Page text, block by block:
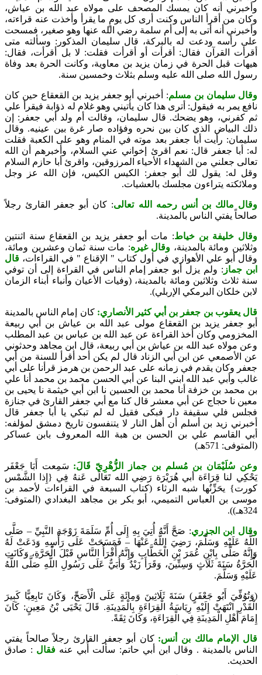
وأخبرني أنه كان يمسك المصحف على مولاه عبد الله بن عياش،
وكان من أقرأ الناس وكنت أرى كل يومٍ ما يقرأ وأخذت عنه قراءته،
وأخبرني أنه أتى به إلى أم سلمة رضي الله عنها وهو صغير، فمسحت
على رأسه ودعت له بالبركة، قال سليمان المذكور: وسألته متى
أقرأت القرآن فقال: أقرأت أو أقرأت فقلت: لا بل أقرأت، فقال:
هيهات قبل الحرة في زمان يزيد بن معاوية، وكانت الحرة بعد وفاة
رسول الله صلى الله عليه وسلم بثلاث وخمسين سنة.
وقال سليمان بن مسلم: أخبرني أبو جعفر يزيد بن القعقاع حين كان
نافع يمر به فيقول: أترى هذا كان يأتيني وهو غلام له ذؤابة فيقرأ علي
ثم كفرني، وهو يضحك. قال سليمان، وقالت أم ولد أبي جعفر: إن
ذلك البياض الذي كان بين نحره وفؤاده صار غرة بين عينيه. وقال
سليمان: رأيت أبا جعفر بعد موته في المنام وهو على الكعبة فقلت
له: أبا جعفر قال: نعم اقرئ إخواني عني السلام، وأخبرهم أن الله
تعالى جعلني من الشهداء الأحياء المرزوقين، واقرئ أبا حازم السلام
وقل له: يقول لك أبو جعفر: الكيس الكيس، فإن الله عز وجل
وملائكته يتراءون مجلسك بالعشيات.
وقال مالك بن أنس رحمه الله تعالى: كان أبو جعفر القارئ رجلاً
صالحاً يفتي الناس بالمدينة.
وقال خليفة بن خياط: مات أبو جعفر يزيد بن القعقاع سنة اثنتين
وثلاثين ومائة بالمدينة، وقال غيره: مات سنة ثمان وعشرين ومائة،
وقال أبو علي الأهوازي في أول كتاب " الإقناع " في القراءات، قال
ابن جماز : ولم يزل أبو جعفر إمام الناس في القراءة إلى أن توفي
سنة ثلاث وثلاثين ومائة بالمدينة، (وفيات الأعيان وأنباء أبناء الزمان
لابن خلكان البرمكي الإربلي).
قاليعقوب بن جعفر بن أبي كثير الأنصاري:كان إمام الناس بالمدينة
أبو جعفر يزيد بن القعقاع مولى عبد الله بن عياش بن أبي ربيعة
المخزومي وكان أخذ القراءة عن عبد الله بن عباس بن عبد المطلب
وعن مولاه عبد الله بن عياش بن أبي ربيعة، قال ابن مجاهد وحدثوني
عن الأصمعي عن ابن أبي الزناد قال لم يكن أحد أقرأ للسنة من أبي
جعفر وكان يقدم في زمانه على عبد الرحمن بن هرمز قرأنا على أبي
غالب وأبي عبد الله ابني البنا عن أبي الحسن محمد بن محمد أنا علي
بن محمد بن خزفة أنا محمد بن الحسين نا ابن أبي خيثمة نا يحيى بن
معين نا حجاج عن أبي معشر قال كنا مع أبي جعفر القارئ في جنازة
فجلس فلي سقيفة دار فبكى فقيل له لم تبكي يا أبا جعفر قال
أخبرني زيد بن أسلم أن أهل النار لا يتنفسون تاريخ دمشق لمؤلفه:
أبي القاسم علي بن الحسن بن هبة الله المعروف بابن عساكر
(المتوفى: 571هـ)
وعن سُلَيْمَان بن مُسلم بن جماز الزُّهْرِيّ قَالَ: سَمِعت أَبَا جَعْفَر
يَحْكِي لنا قِرَاءَة أبي هُرَيْرَة رَضِي الله تَعَالَى عَنهُ فِي {إِذا الشَّمْس
كورت} يحَزِّنُها شبه الرثاء (كتاب السبعة في القراءات لأحمد بن
موسى بن العباس التميمي، أبو بكر بن مجاهد البغدادي (المتوفى:
324هـ)).
وقال ابن الجزري: صَحَّ أَنَّهُ أُتِيَ بِهِ إِلَى أُمِّ سَلَمَةَ زَوْجَةِ النَّبِيِّ – صَلَّى
اللَّهُ عَلَيْهِ وَسَلَّمَ، رَضِيَ اللَّهُ عَنْهَا – فَمَسَحَتْ عَلَى رَأْسِهِ وَدَعَتْ لَهُ
وَإِنَّهُ صَلَّى بِابْنِ عُمَرَ بْنِ الْخَطَّابِ وَإِنَّهُ أَقْرَأُ النَّاسِ قَبْلَ الْحَرَّةِ، وَكَانَتِ
الْحَرَّةُ سَنَةَ ثَلَاثٍ وَسِتِّينَ، وَقَرَأَ زَيْدٌ وَأُبَيٌّ عَلَى رَسُولِ اللَّهِ صَلَّى اللَّهُ
عَلَيْهِ وَسَلَّمَ.
(وَتُوُفِّيَ أَبُو جَعْفَرٍ) سَنَةَ ثَلَاثِينَ وَمِائَةٍ عَلَى الْأَصَحِّ، وَكَانَ تَابِعِيًّا كَبِيرَ
الْقَدْرِ انْتَهَتْ إِلَيْهِ رِيَاسَةُ الْقِرَاءَةِ بِالْمَدِينَةِ. قَالَ يَحْيَى بْنُ مَعِينٍ: كَانَ
إِمَامَ أَهْلِ الْمَدِينَةِ فِي الْقِرَاءَةِ، وَكَانَ ثِقَةً.
قال الإمام مالك بن أنس:كان أبو جعفر القارئ رجلاً صالحاً يفتي
الناس بالمدينة . وقال ابن أبي حاتم: سألت أُبي عنه فقال : صادق
الحديث.